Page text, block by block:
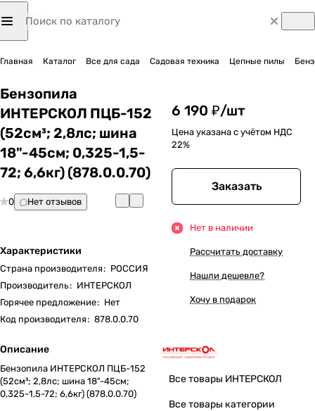
Главная Каталог Все для сада Садовая техника Цепные пилы
Бензопила
ИНТЕРСКОЛ ПЦБ-152
(52см³; 2,8лс; шина
18"-45см; 0,325-1,5-
72; 6,6кг) (878.0.0.70)
0 Нет отзывов
Характеристики
Страна производителя: РОССИЯ
Производитель: ИНТЕРСКОЛ
Горячее предложение: Нет
Код производителя: 878.0.0.70
Описание
Бензопила ИНТЕРСКОЛ ПЦБ-152
(52см³; 2,8лс; шина 18"-45см;
0,325-1,5-72; 6,6кг) (878.0.0.70)
6 190 ₽/шт
Цена указана с учётом НДС
22%
Заказать
Нет в наличии
Рассчитать доставку
Нашли дешевле?
Хочу в подарок
Все товары ИНТЕРСКОЛ
Все товары категории